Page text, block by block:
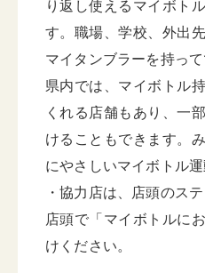
り返し使えるマイボト
す。職場、学校、外出
マイタンブラーを持って
県内では、マイボトル
くれる店舗もあり、一
けることもできます。
にやさしいマイボトル
・協力店は、店頭のス
店頭で「マイボトルに
けください。